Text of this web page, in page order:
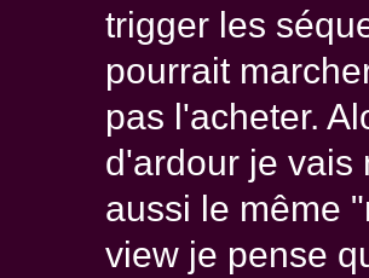
trigger les
pourrait
pas l'acheter.
d'ardour je vais
aussi le même
view je pense